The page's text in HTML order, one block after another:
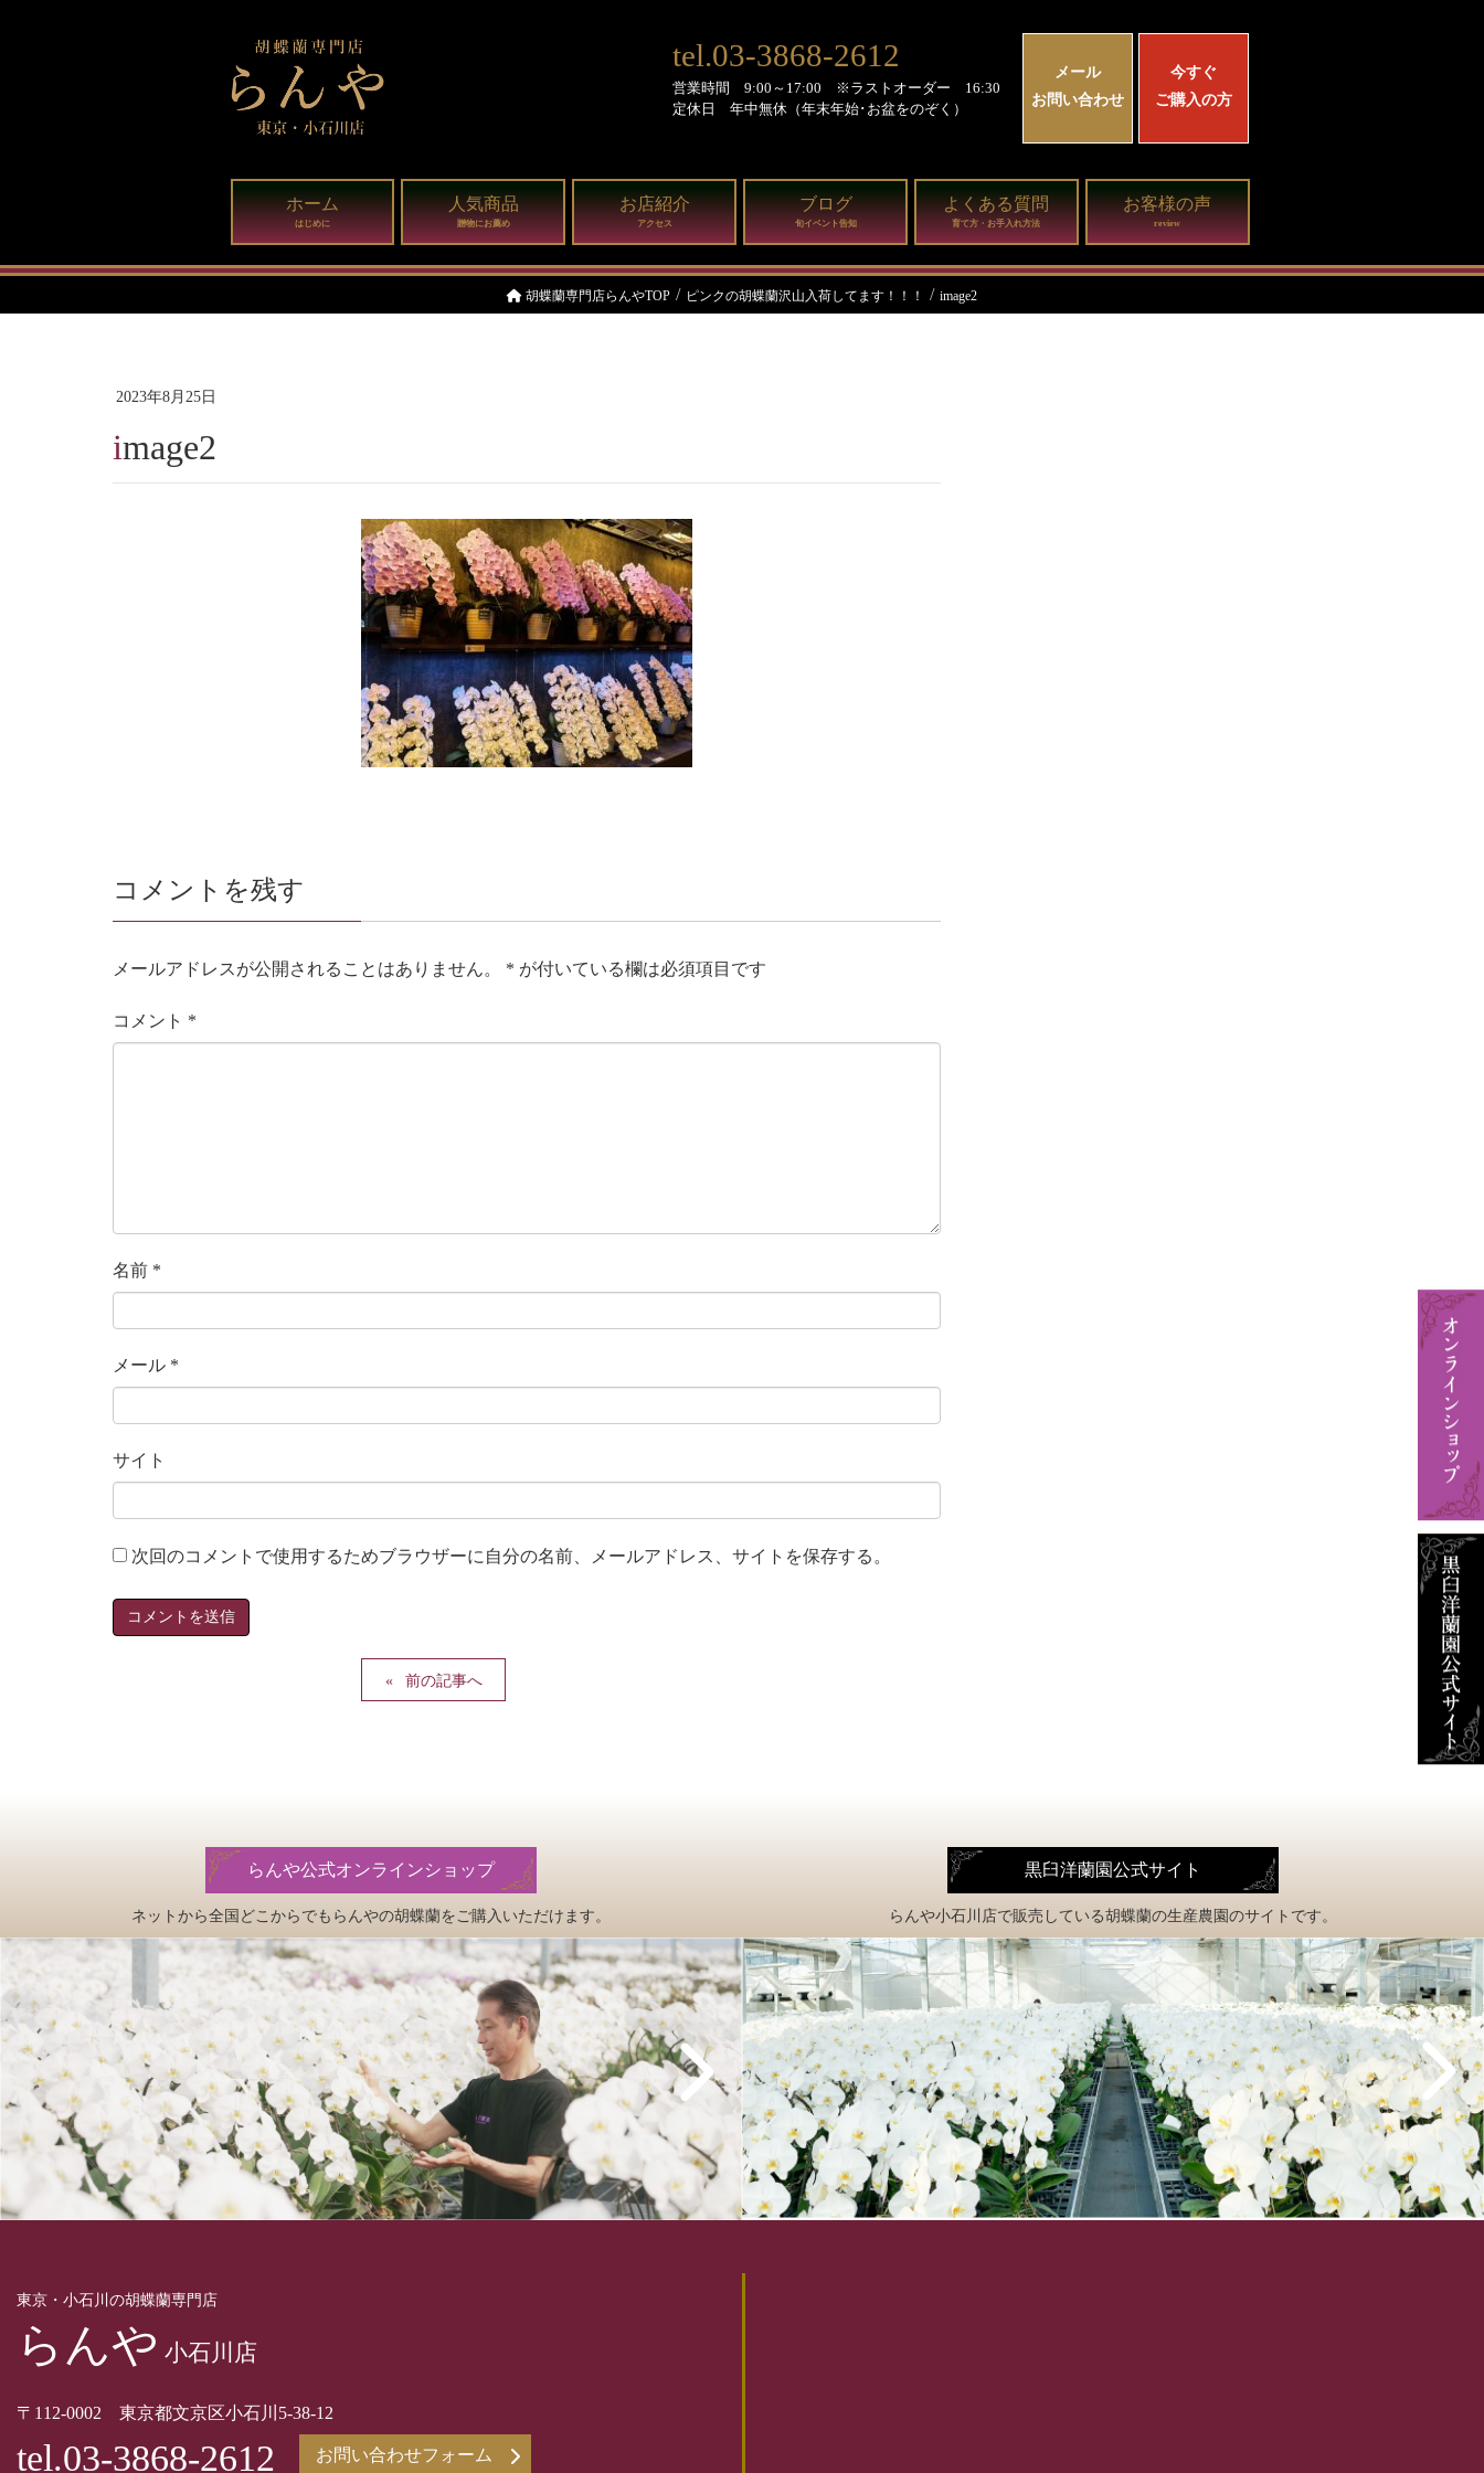
tel.03-3868-2612
営業時間 9:00～17:00 ※ラストオーダー 16:30
定休日 年中無休（年末年始･お盆をのぞく）
メール
お問い合わせ
今すぐ
ご購入の方
ホーム
はじめに
人気商品
贈物にお薦め
お店紹介
アクセス
ブログ
旬イベント告知
よくある質問
育て方・お手入れ方法
お客様の声
review
胡蝶蘭専門店らんやTOP ピンクの胡蝶蘭沢山入荷してます！！！ image2
2023年8月25日
image2
コメントを残す
メールアドレスが公開されることはありません。 * が付いている欄は必須項目です
コメント *
名前 *
メール *
サイト
次回のコメントで使用するためブラウザーに自分の名前、メールアドレス、サイトを保存する。
前の記事へ
らんや公式オンラインショップ
ネットから全国どこからでもらんやの胡蝶蘭をご購入いただけます。
黒臼洋蘭園公式サイト
らんや小石川店で販売している胡蝶蘭の生産農園のサイトです。
東京・小石川の胡蝶蘭専門店
らんや 小石川店
〒112-0002 東京都文京区小石川5-38-12
tel.03-3868-2612 お問い合わせフォーム